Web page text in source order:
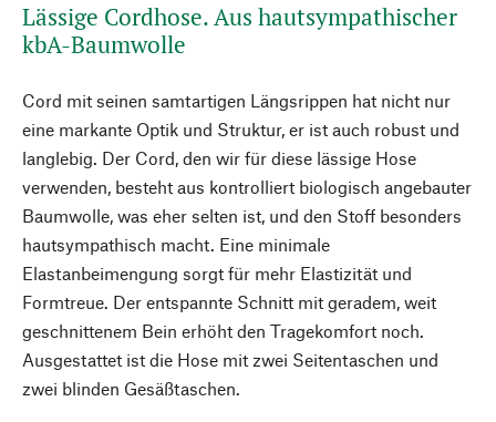
Lässige Cordhose. Aus hautsympathischer
kbA-Baumwolle
Cord mit seinen samtartigen Längsrippen hat nicht nur
eine markante Optik und Struktur, er ist auch robust und
langlebig. Der Cord, den wir für diese lässige Hose
verwenden, besteht aus kontrolliert biologisch angebauter
Baumwolle, was eher selten ist, und den Stoff besonders
hautsympathisch macht. Eine minimale
Elastanbeimengung sorgt für mehr Elastizität und
Formtreue. Der entspannte Schnitt mit geradem, weit
geschnittenem Bein erhöht den Tragekomfort noch.
Ausgestattet ist die Hose mit zwei Seitentaschen und
zwei blinden Gesäßtaschen.